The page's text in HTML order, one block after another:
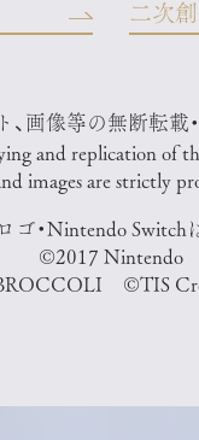
二次
、画像等の無断転載
and replication of
images are strictly
ゴ・Nintendo
©2017 Nintendo
©TIS